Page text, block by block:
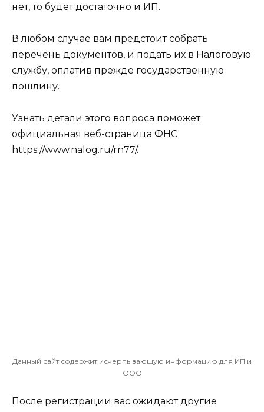
нет, то будет достаточно и ИП.
В любом случае вам предстоит собрать
перечень документов, и подать их в Налоговую
службу, оплатив прежде государственную
пошлину.
Узнать детали этого вопроса поможет
официальная веб-страница ФНС
https://www.nalog.ru/rn77/.
Данный сайт содержит исчерпывающую информацию для ИП и
ООО
После регистрации вас ожидают другие